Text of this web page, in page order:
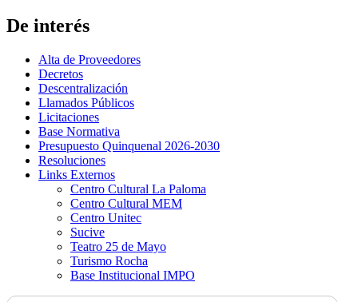
De interés
Alta de Proveedores
Decretos
Descentralización
Llamados Públicos
Licitaciones
Base Normativa
Presupuesto Quinquenal 2026-2030
Resoluciones
Links Externos
Centro Cultural La Paloma
Centro Cultural MEM
Centro Unitec
Sucive
Teatro 25 de Mayo
Turismo Rocha
Base Institucional IMPO